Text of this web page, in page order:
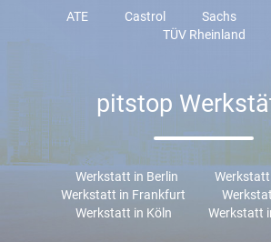
ATE Castrol Sachs
TÜV Rheinland
pitstop
Werkstatt in Berlin
Werkstatt
Werkstatt in Frankfurt
Werkstatt in Köln
Werkstatt